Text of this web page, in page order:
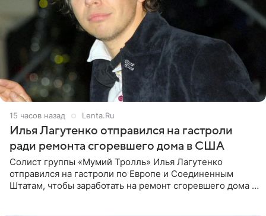
15 часов назад Lenta.Ru
Илья Лагутенко отправился на гастроли
ради ремонта сгоревшего дома в США
Солист группы «Мумий Тролль» Илья Лагутенко
отправился на гастроли по Европе и Соединенным
Штатам, чтобы заработать на ремонт сгоревшего дома в